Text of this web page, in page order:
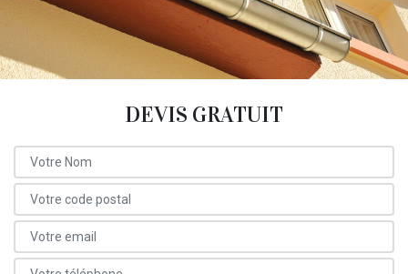
DEVIS GRATUIT